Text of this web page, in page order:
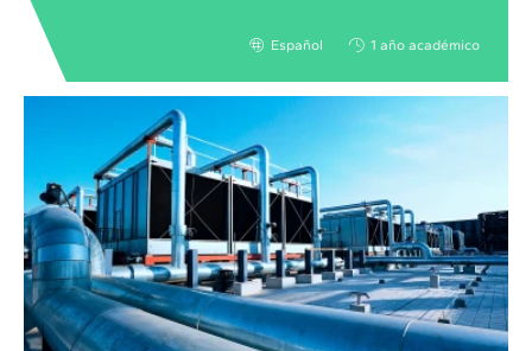
Español 1 año académico